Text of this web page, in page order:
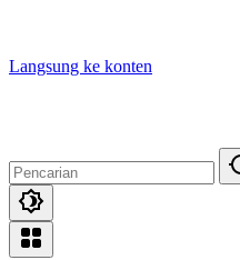
Langsung ke konten